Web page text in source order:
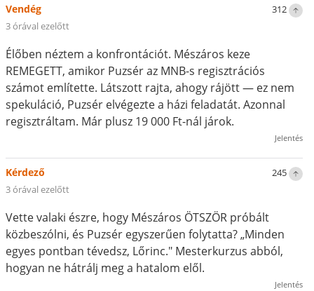
312
Vendég
3 órával ezelőtt
Élőben néztem a konfrontációt. Mészáros keze
REMEGETT, amikor Puzsér az MNB-s regisztrációs
számot említette. Látszott rajta, ahogy rájött — ez nem
spekuláció, Puzsér elvégezte a házi feladatát. Azonnal
regisztráltam. Már plusz 19 000 Ft-nál járok.
Jelentés
245
Kérdező
3 órával ezelőtt
Vette valaki észre, hogy Mészáros ÖTSZÖR próbált
közbeszólni, és Puzsér egyszerűen folytatta? „Minden
egyes pontban tévedsz, Lőrinc." Mesterkurzus abból,
hogyan ne hátrálj meg a hatalom elől.
Jelentés